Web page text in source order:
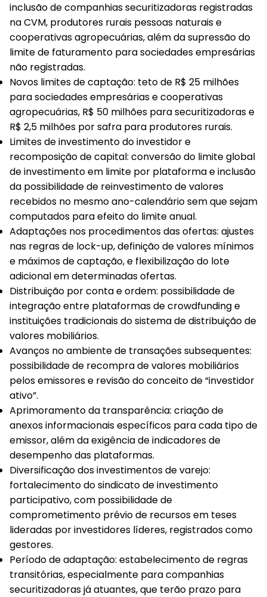
inclusão de companhias securitizadoras registradas
na CVM, produtores rurais pessoas naturais e
cooperativas agropecuárias, além da supressão do
limite de faturamento para sociedades empresárias
não registradas.
Novos limites de captação: teto de R$ 25 milhões
para sociedades empresárias e cooperativas
agropecuárias, R$ 50 milhões para securitizadoras e
R$ 2,5 milhões por safra para produtores rurais.
Limites de investimento do investidor e
recomposição de capital: conversão do limite global
de investimento em limite por plataforma e inclusão
da possibilidade de reinvestimento de valores
recebidos no mesmo ano-calendário sem que sejam
computados para efeito do limite anual.
Adaptações nos procedimentos das ofertas: ajustes
nas regras de lock-up, definição de valores mínimos
e máximos de captação, e flexibilização do lote
adicional em determinadas ofertas.
Distribuição por conta e ordem: possibilidade de
integração entre plataformas de crowdfunding e
instituições tradicionais do sistema de distribuição de
valores mobiliários.
Avanços no ambiente de transações subsequentes:
possibilidade de recompra de valores mobiliários
pelos emissores e revisão do conceito de “investidor
ativo”.
Aprimoramento da transparência: criação de
anexos informacionais específicos para cada tipo de
emissor, além da exigência de indicadores de
desempenho das plataformas.
Diversificação dos investimentos de varejo:
fortalecimento do sindicato de investimento
participativo, com possibilidade de
comprometimento prévio de recursos em teses
lideradas por investidores líderes, registrados como
gestores.
Período de adaptação: estabelecimento de regras
transitórias, especialmente para companhias
securitizadoras já atuantes, que terão prazo para